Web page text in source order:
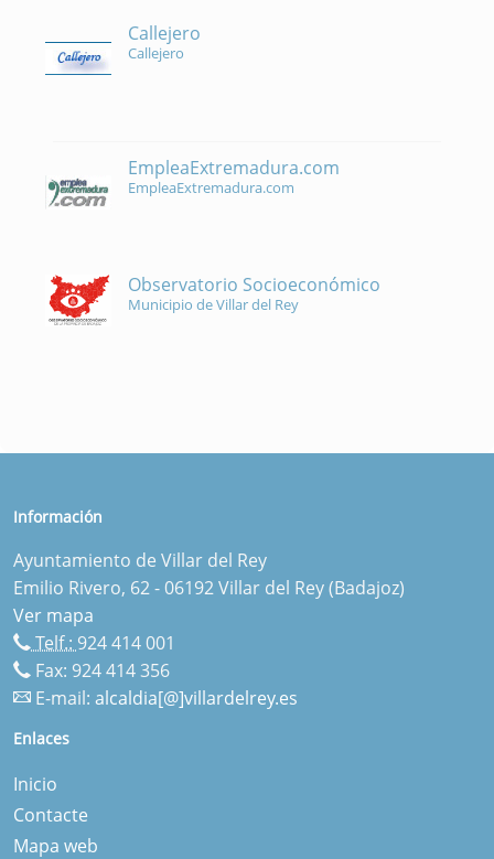
Callejero
Callejero
EmpleaExtremadura.com
EmpleaExtremadura.com
Observatorio Socioeconómico
Municipio de Villar del Rey
Información
Ayuntamiento de Villar del Rey
Emilio Rivero, 62 - 06192 Villar del Rey (Badajoz)
Ver mapa
Telf.: 924 414 001
Fax: 924 414 356
E-mail: alcaldia[@]villardelrey.es
Enlaces
Inicio
Contacte
Mapa web